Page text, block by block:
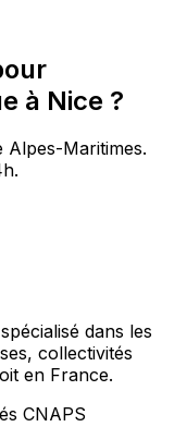
à Nice ?
Alpes-Maritimes.
dans les
collectivités
en France.
CNAPS